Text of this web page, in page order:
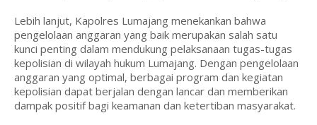
Lebih lanjut, Kapolres Lumajang menekankan bahwa
pengelolaan anggaran yang baik merupakan salah satu
kunci penting dalam mendukung pelaksanaan tugas-tugas
kepolisian di wilayah hukum Lumajang. Dengan pengelolaan
anggaran yang optimal, berbagai program dan kegiatan
kepolisian dapat berjalan dengan lancar dan memberikan
dampak positif bagi keamanan dan ketertiban masyarakat.